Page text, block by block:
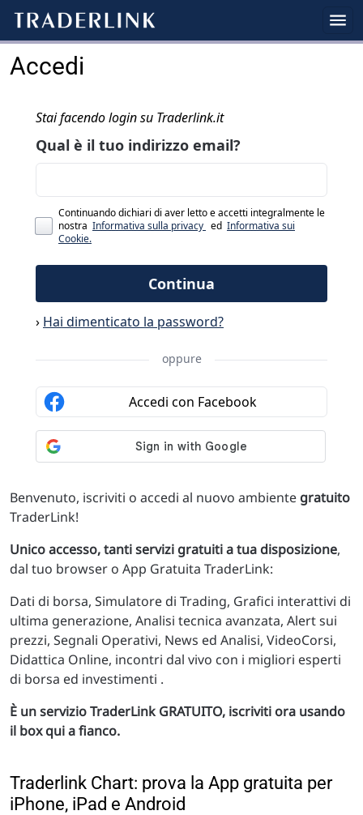
Accedi
Benvenuto, iscriviti o accedi al nuovo ambiente gratuito
TraderLink!
Unico accesso, tanti servizi gratuiti a tua disposizione,
dal tuo browser o App Gratuita TraderLink:
Dati di borsa, Simulatore di Trading, Grafici interattivi di
ultima generazione, Analisi tecnica avanzata, Alert sui
prezzi, Segnali Operativi, News ed Analisi, VideoCorsi,
Didattica Online, incontri dal vivo con i migliori esperti
di borsa ed investimenti .
È un servizio TraderLink GRATUITO, iscriviti ora usando
il box qui a fianco.
Traderlink Chart: prova la App gratuita per
iPhone, iPad e Android